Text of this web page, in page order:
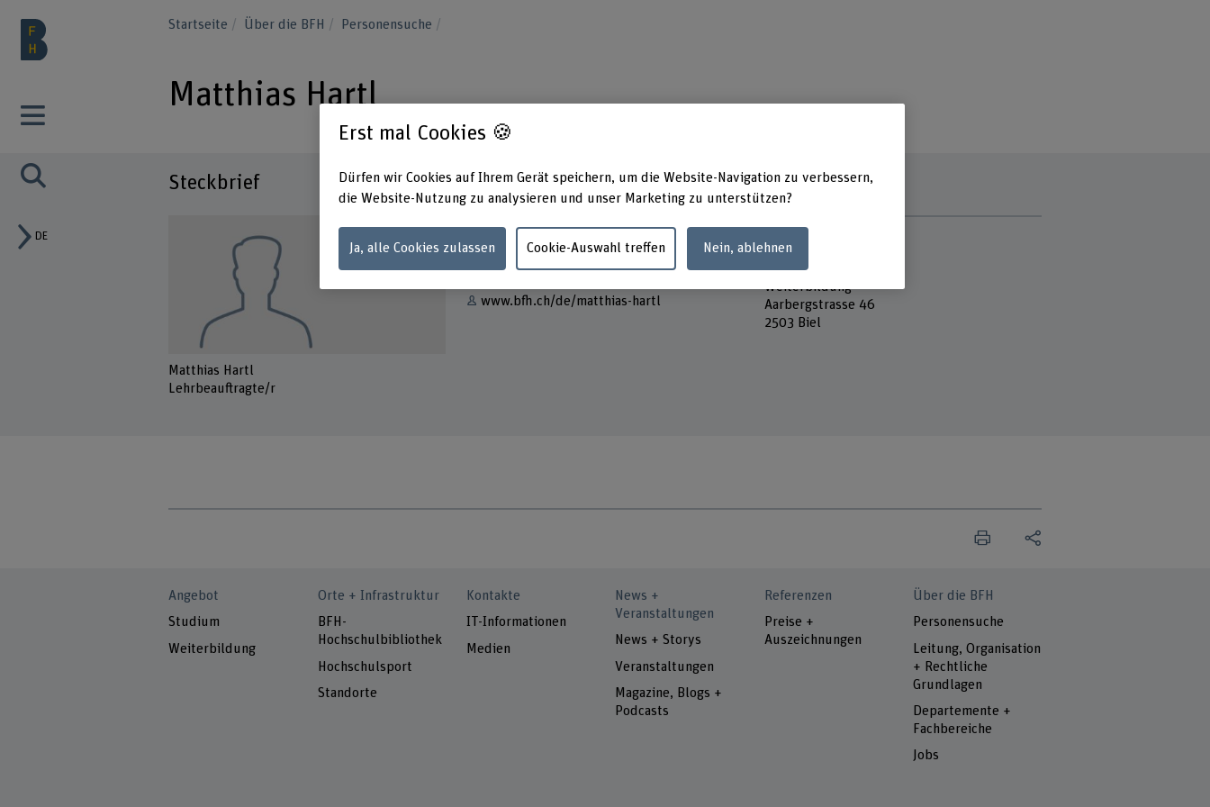
DE
Startseite Über die BFH Personensuche
Matthias Hartl
Steckbrief
Matthias Hartl
Lehrbeauftragte/r
Kontakt
www.bfh.ch/de/matthias-hartl
Adresse
Berner Fachhochschule
Technik und Informatik
Weiterbildung
Aarbergstrasse 46
2503 Biel
Angebot
Studium
Weiterbildung
Orte + Infrastruktur
BFH-
Hochschulbibliothek
Hochschulsport
Standorte
Kontakte
IT-Informationen
Medien
News +
Veranstaltungen
News + Storys
Veranstaltungen
Magazine, Blogs +
Podcasts
Referenzen
Preise +
Auszeichnungen
Über die BFH
Personensuche
Leitung, Organisation
+ Rechtliche
Grundlagen
Departemente +
Fachbereiche
Jobs
Erst mal Cookies 🍪
Dürfen wir Cookies auf Ihrem Gerät speichern, um die Website-Navigation zu verbessern,
die Website-Nutzung zu analysieren und unser Marketing zu unterstützen?
Ja, alle Cookies zulassen Cookie-Auswahl treffen Nein, ablehnen